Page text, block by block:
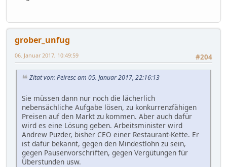
grober_unfug
#204
06. Januar 2017, 10:49:59
Zitat von: Peiresc am 05. Januar 2017, 22:16:13
Sie müssen dann nur noch die lächerlich
nebensächliche Aufgabe lösen, zu konkurrenzfähigen
Preisen auf den Markt zu kommen. Aber auch dafür
wird es eine Lösung geben. Arbeitsminister wird
Andrew Puzder, bisher CEO einer Restaurant-Kette. Er
ist dafür bekannt, gegen den Mindestlohn zu sein,
gegen Pausenvorschriften, gegen Vergütungen für
Überstunden usw.